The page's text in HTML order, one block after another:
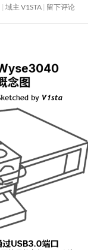
域主 V1STA 留下评论